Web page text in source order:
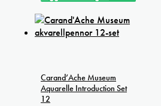
Carand’Ache Museum
Aquarelle Introduction Set
12